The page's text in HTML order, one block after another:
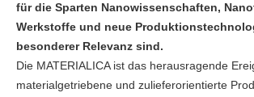
für die Sparten Nanowissenschaften,
Werkstoffe und neue
besonderer Relevanz sind.
Die MATERIALICA ist das herausragende
materialgetriebene und zulieferorientierte